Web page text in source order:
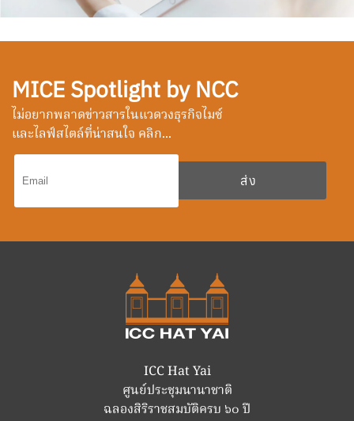
MICE Spotlight by NCC
ไม่อยากพลาดข่าวสารในแวดวงธุรกิจไมซ์
และไลฟ์สไตล์ที่น่าสนใจ คลิก...
ICC Hat Yai
ศูนย์ประชุมนานาชาติ
ฉลองสิริราชสมบัติครบ ๖๐ ปี